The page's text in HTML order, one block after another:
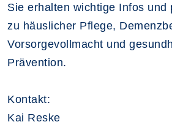
Sie erhalten wichtige Infos und
zu häuslicher Pflege,
Vorsorgevollmacht und
Prävention.
Kontakt:
Kai Reske